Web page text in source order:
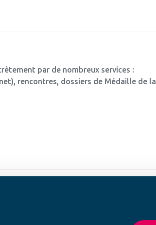
par de nombreux services :
rencontres, dossiers de Médaille de la